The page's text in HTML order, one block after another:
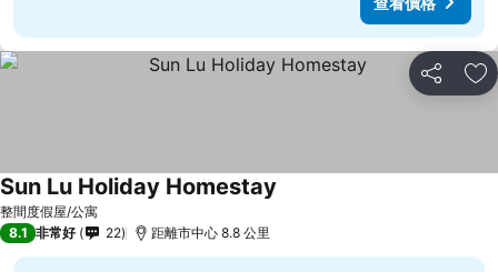
分享 加
整間度假屋/公寓
Sun Lu Holiday Homestay
8.1 非常好 22 距離市中心 8.8 公里